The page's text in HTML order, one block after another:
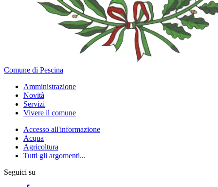
Comune di Pescina
Amministrazione
Novità
Servizi
Vivere il comune
Accesso all'informazione
Acqua
Agricoltura
Tutti gli argomenti...
Seguici su